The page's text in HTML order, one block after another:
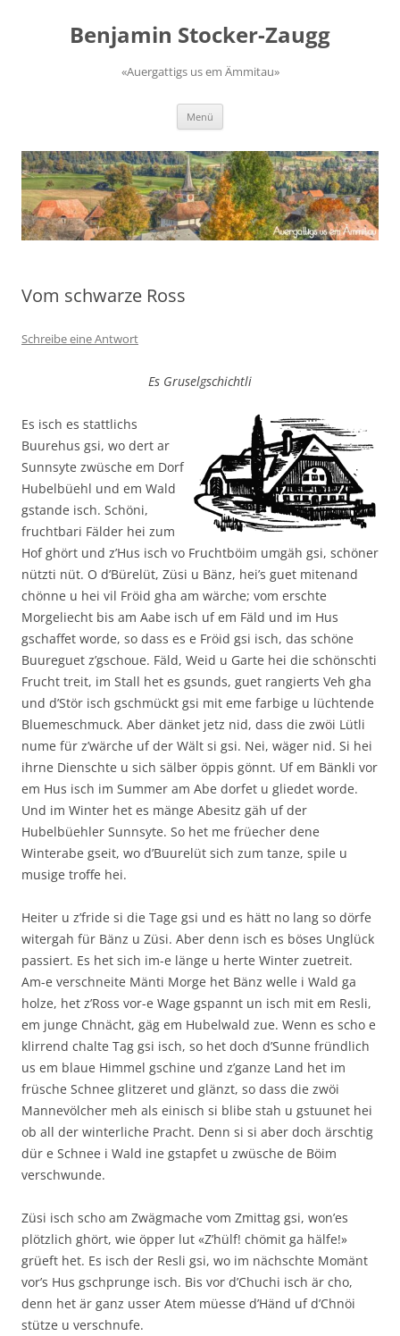
springenBenjamin Stocker-Zaugg
«Auergattigs us em Ämmitau»
Menü
Vom schwarze Ross
Schreibe eine Antwort
Es Gruselgschichtli
Es isch es stattlichs
Buurehus gsi, wo dert ar
Sunnsyte zwüsche em Dorf
Hubelbüehl und em Wald
gstande isch. Schöni,
fruchtbari Fälder hei zum
Hof ghört und z’Hus isch vo Fruchtböim umgäh gsi, schöner
nützti nüt. O d’Bürelüt, Züsi u Bänz, hei’s guet mitenand
chönne u hei vil Fröid gha am wärche; vom erschte
Morgeliecht bis am Aabe isch uf em Fäld und im Hus
gschaffet worde, so dass es e Fröid gsi isch, das schöne
Buureguet z’gschoue. Fäld, Weid u Garte hei die schönschti
Frucht treit, im Stall het es gsunds, guet rangierts Veh gha
und d’Stör isch gschmückt gsi mit eme farbige u lüchtende
Bluemeschmuck. Aber dänket jetz nid, dass die zwöi Lütli
nume für z’wärche uf der Wält si gsi. Nei, wäger nid. Si hei
ihrne Dienschte u sich sälber öppis gönnt. Uf em Bänkli vor
em Hus isch im Summer am Abe dorfet u gliedet worde.
Und im Winter het es mänge Abesitz gäh uf der
Hubelbüehler Sunnsyte. So het me früecher dene
Winterabe gseit, wo d’Buurelüt sich zum tanze, spile u
musige troffe hei.
Heiter u z’fride si die Tage gsi und es hätt no lang so dörfe
witergah für Bänz u Züsi. Aber denn isch es böses Unglück
passiert. Es het sich im-e länge u herte Winter zuetreit.
Am-e verschneite Mänti Morge het Bänz welle i Wald ga
holze, het z’Ross vor-e Wage gspannt un isch mit em Resli,
em junge Chnächt, gäg em Hubelwald zue. Wenn es scho e
klirrend chalte Tag gsi isch, so het doch d’Sunne fründlich
us em blaue Himmel gschine und z’ganze Land het im
früsche Schnee glitzeret und glänzt, so dass die zwöi
Mannevölcher meh als einisch si blibe stah u gstuunet hei
ob all der winterliche Pracht. Denn si si aber doch ärschtig
dür e Schnee i Wald ine gstapfet u zwüsche de Böim
verschwunde.
Züsi isch scho am Zwägmache vom Zmittag gsi, won’es
plötzlich ghört, wie öpper lut «Z’hülf! chömit ga hälfe!»
grüeft het. Es isch der Resli gsi, wo im nächschte Momänt
vor’s Hus gschprunge isch. Bis vor d’Chuchi isch är cho,
denn het är ganz usser Atem müesse d’Händ uf d’Chnöi
stütze u verschnufe.